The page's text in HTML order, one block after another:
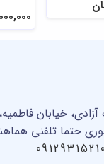
خیابان
حتما تلفنی
09129315210